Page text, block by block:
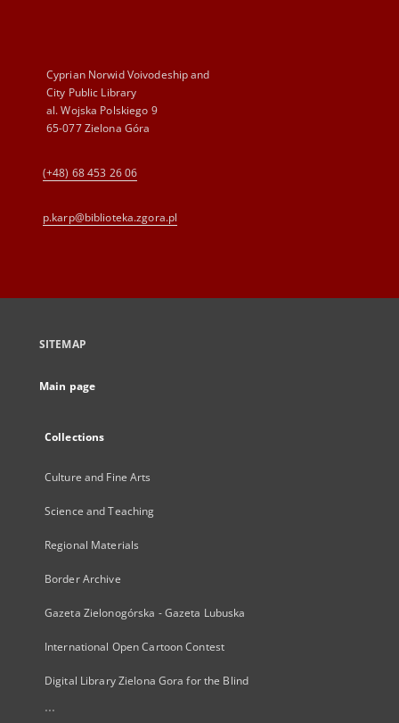
Cyprian Norwid Voivodeship and
City Public Library
al. Wojska Polskiego 9
65-077 Zielona Góra
(+48) 68 453 26 06
p.karp@biblioteka.zgora.pl
SITEMAP
Main page
Collections
Culture and Fine Arts
Science and Teaching
Regional Materials
Border Archive
Gazeta Zielonogórska - Gazeta Lubuska
International Open Cartoon Contest
Digital Library Zielona Gora for the Blind
...